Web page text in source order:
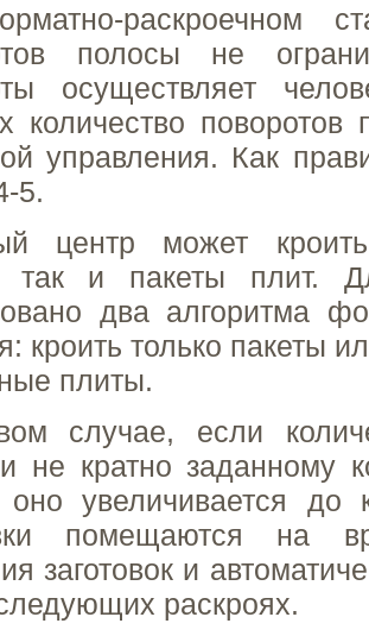
раскроечном
полосы не
осуществляет
количество поворотов
управления. Как
5.
центр может
так и пакеты плит.
два алгоритма
кроить только пакеты
плиты.
случае, если
не кратно заданному
оно увеличивается до
помещаются на
заготовок и
раскроях.